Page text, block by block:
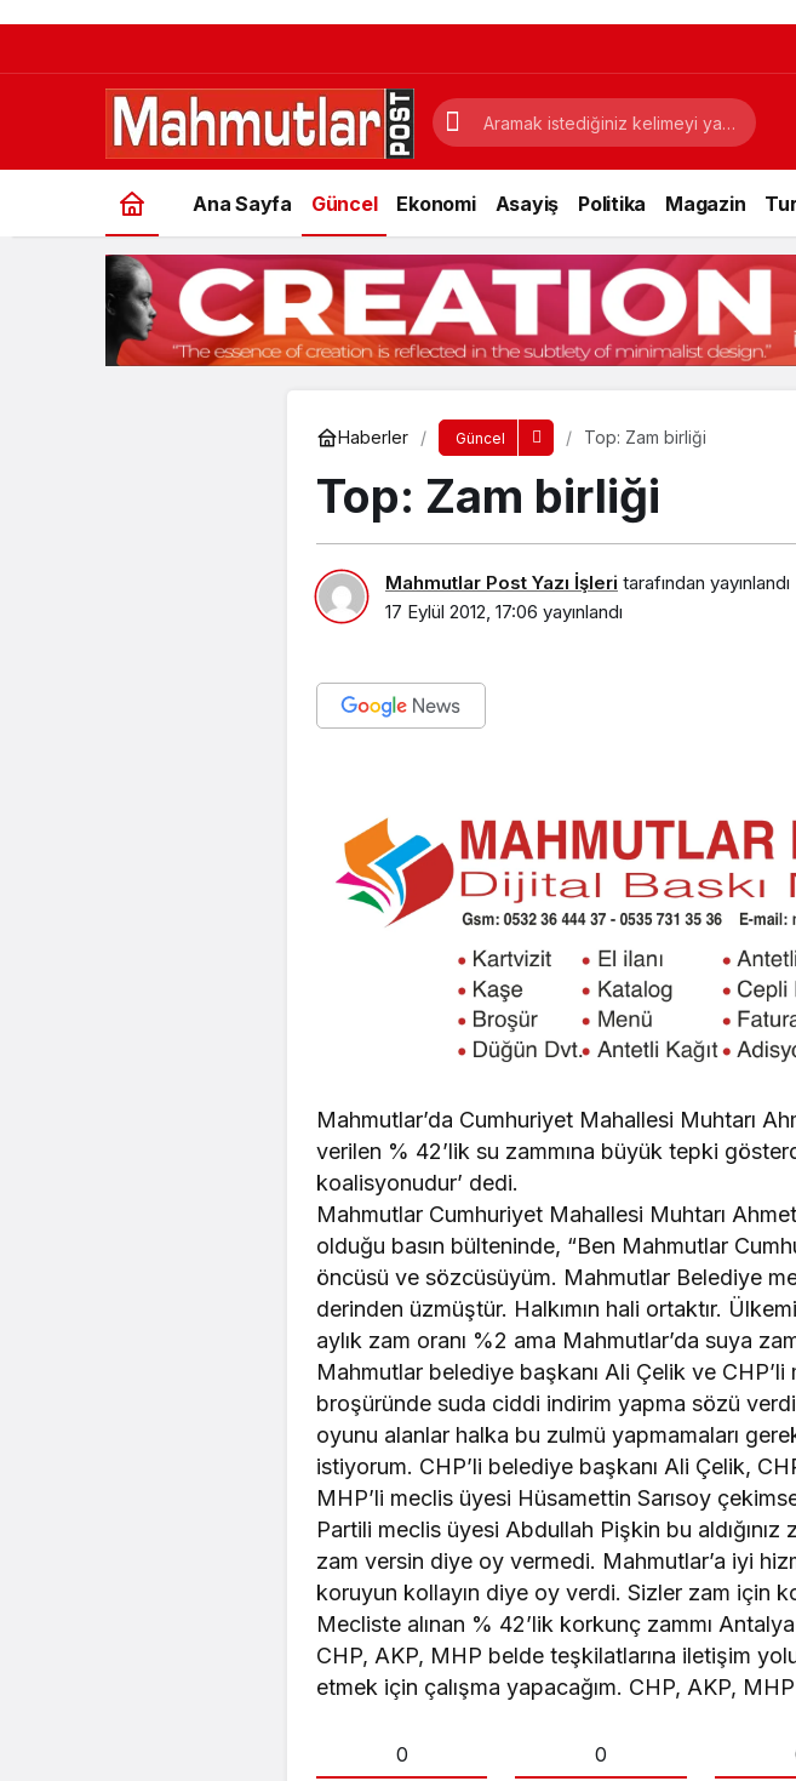
Ana Sayfa Güncel Ekonomi Asayiş Politika Magazin
Haberler Güncel Top: Zam birliği
Top: Zam birliği
Mahmutlar Post Yazı İşleri tarafından yayınlandı
17 Eylül 2012, 17:06 yayınlandı
Mahmutlar’da Cumhuriyet Mahallesi Muhtarı
verilen % 42’lik su zammına büyük tepki
koalisyonudur’ dedi.
Mahmutlar Cumhuriyet Mahallesi Muhtarı
olduğu basın bülteninde, “Ben Mahmutlar
öncüsü ve sözcüsüyüm. Mahmutlar Belediye
derinden üzmüştür. Halkımın hali ortaktır.
aylık zam oranı %2 ama Mahmutlar’da suya
Mahmutlar belediye başkanı Ali Çelik ve
broşüründe suda ciddi indirim yapma sözü
oyunu alanlar halka bu zulmü yapmamaları
istiyorum. CHP’li belediye başkanı Ali Çelik,
MHP’li meclis üyesi Hüsamettin Sarısoy
Partili meclis üyesi Abdullah Pişkin bu
zam versin diye oy vermedi. Mahmutlar’a iyi
koruyun kollayın diye oy verdi. Sizler zam için
Mecliste alınan % 42’lik korkunç zammı
CHP, AKP, MHP belde teşkilatlarına iletişim
etmek için çalışma yapacağım. CHP, AKP,
0 0